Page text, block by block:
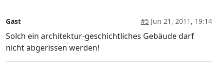
Gast #5 Jun 21, 2011, 19:14
Solch ein architektur-geschichtliches Gebäude darf
nicht abgerissen werden!